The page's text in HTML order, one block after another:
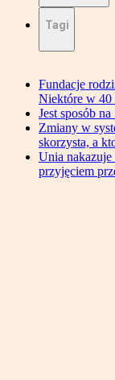
Tagi
Fundacje
Niektóre w 40
Jest sposób
Zmiany w
skorzysta, a
Unia nakazuje
przyjęciem